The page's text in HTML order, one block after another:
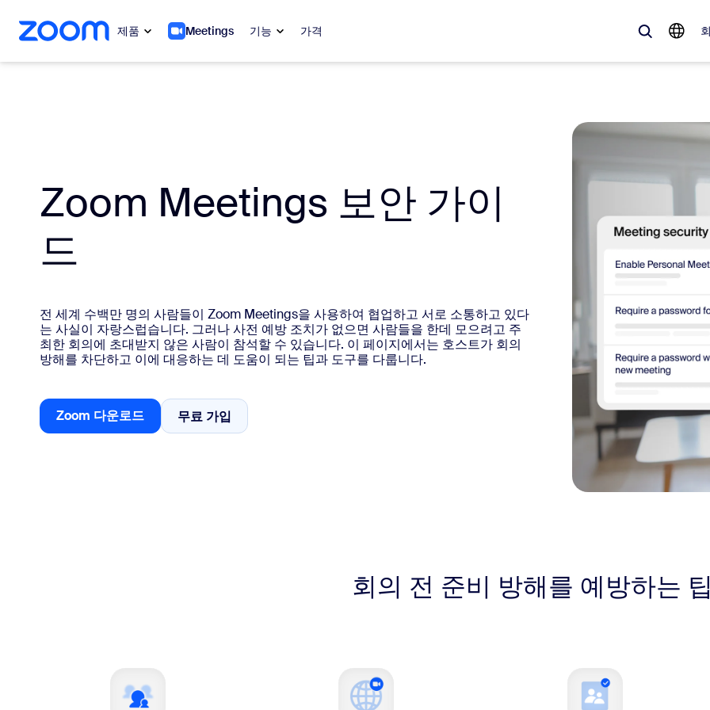
용으로 건너뛰기
팅으로 건너뛰기 제품 Meetings 기능 가격
Zoom CX
Zoom AI
개발자
앱 및 통합
화제성으로 가득한, 트렌디한 제품 — 바로 지금 Zoom 고객이 주목하는 솔루션입니
ZoomMate
Bonsai
데스크톱에 설치
다운로드 센터
문의하기
+1 888-799-9666 /+1 888-303-1012
Zoom Meetings 보안 가이
드
전 세계 수백만 명의 사람들이 Zoom Meetings을 사용하여 협업하고 서로 소통하고 있다
는 사실이 자랑스럽습니다. 그러나 사전 예방 조치가 없으면 사람들을 한데 모으려고 주
최한 회의에 초대받지 않은 사람이 참석할 수 있습니다. 이 페이지에서는 호스트가 회의
방해를 차단하고 이에 대응하는 데 도움이 되는 팁과 도구를 다룹니다.
Zoom 다운로드
Zoom 다운로드
무료 가입무료 가입
회의 전 준비 방해를 예방하는